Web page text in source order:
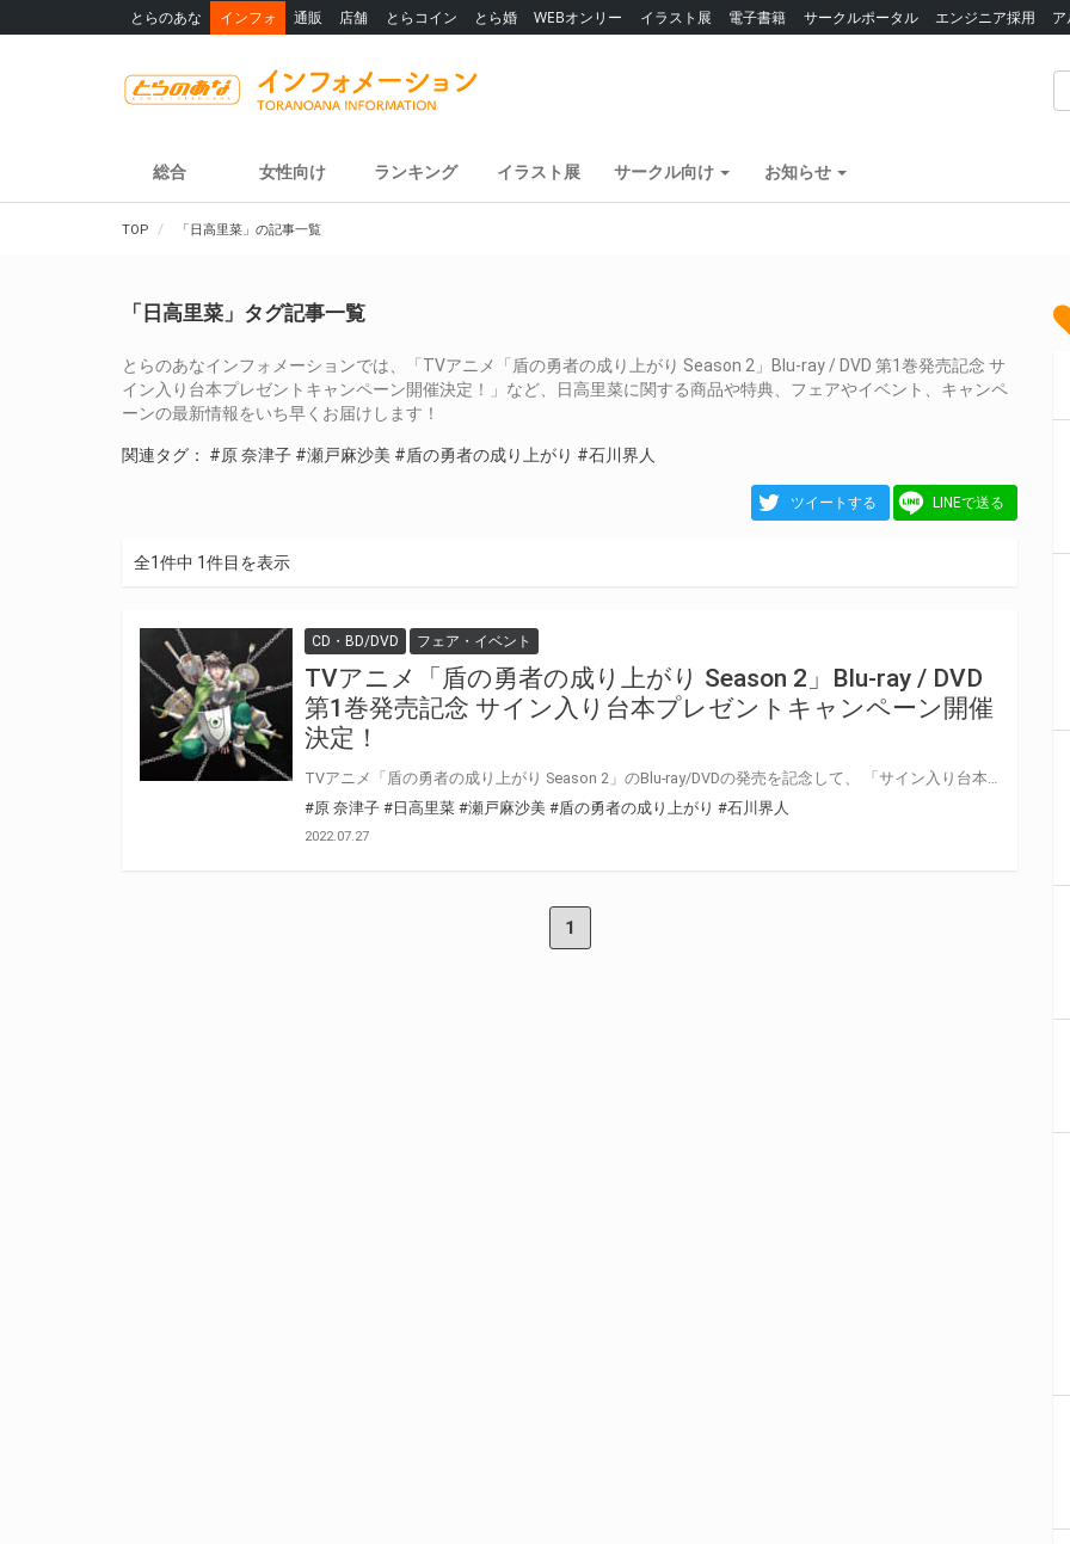
とらのあな インフォ 通販 店舗 とらコイン とら婚 WEBオンリー イラスト展 電子書籍 サークルポータル エンジニア採用
総合 女性向け ランキング イラスト展 サークル向け お知らせ
TOP 「日高里菜」の記事一覧
「日高里菜」タグ記事一覧
とらのあなインフォメーションでは、「TVアニメ「盾の勇者の成り上がり Season 2」Blu-ray / DVD 第1巻発売記念 サ
イン入り台本プレゼントキャンペーン開催決定！」など、日高里菜に関する商品や特典、フェアやイベント、キャンペ
ーンの最新情報をいち早くお届けします！
関連タグ： #原 奈津子 #瀬戸麻沙美 #盾の勇者の成り上がり #石川界人
ツイートする LINEで送る
全1件中 1件目を表示
CD・BD/DVD フェア・イベント
TVアニメ「盾の勇者の成り上がり Season 2」Blu-ray / DVD
第1巻発売記念 サイン入り台本プレゼントキャンペーン開催
決定！
#原 奈津子 #日高里菜 #瀬戸麻沙美 #盾の勇者の成り上がり #石川界人
2022.07.27
1